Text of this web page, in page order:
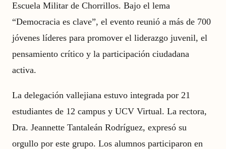
Escuela Militar de Chorrillos. Bajo el lema
“Democracia es clave”, el evento reunió a más de 700
jóvenes líderes para promover el liderazgo juvenil, el
pensamiento crítico y la participación ciudadana
activa.
La delegación vallejiana estuvo integrada por 21
estudiantes de 12 campus y UCV Virtual. La rectora,
Dra. Jeannette Tantaleán Rodríguez, expresó su
orgullo por este grupo. Los alumnos participaron en